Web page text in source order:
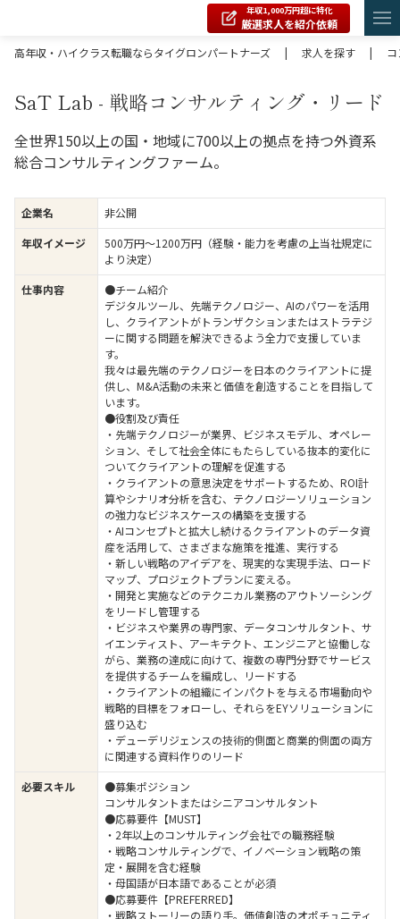
年収1,000万円超に特化
厳選求人を紹介依頼
高年収・ハイクラス転職ならタイグロンパートナーズ
| 求人を探す |
SaT Lab - 戦略コンサルティング・リード
全世界150以上の国・地域に700以上の拠点を持つ外資系
総合コンサルティングファーム。
企業名
非公開
年収イメージ
500万円〜1200万円（経験・能力を考慮の上当社規定に
より決定）
仕事内容
●チーム紹介
デジタルツール、先端テクノロジー、AIのパワーを活用
し、クライアントがトランザクションまたはストラテジ
ーに関する問題を解決できるよう全力で支援していま
す。
我々は最先端のテクノロジーを日本のクライアントに提
供し、M&A活動の未来と価値を創造することを目指して
います。
●役割及び責任
・先端テクノロジーが業界、ビジネスモデル、オペレー
ション、そして社会全体にもたらしている抜本的変化に
ついてクライアントの理解を促進する
・クライアントの意思決定をサポートするため、ROI計
算やシナリオ分析を含む、テクノロジーソリューション
の強力なビジネスケースの構築を支援する
・AIコンセプトと拡大し続けるクライアントのデータ資
産を活用して、さまざまな施策を推進、実行する
・新しい戦略のアイデアを、現実的な実現手法、ロード
マップ、プロジェクトプランに変える。
・開発と実施などのテクニカル業務のアウトソーシング
をリードし管理する
・ビジネスや業界の専門家、データコンサルタント、サ
イエンティスト、アーキテクト、エンジニアと協働しな
がら、業務の達成に向けて、複数の専門分野でサービス
を提供するチームを編成し、リードする
・クライアントの組織にインパクトを与える市場動向や
戦略的目標をフォローし、それらをEYソリューションに
盛り込む
・デューデリジェンスの技術的側面と商業的側面の両方
に関連する資料作りのリード
必要スキル
●募集ポジション
コンサルタントまたはシニアコンサルタント
●応募要件【MUST】
・2年以上のコンサルティング会社での職務経験
・戦略コンサルティングで、イノベーション戦略の策
定・展開を含む経験
・母国語が日本語であることが必須
●応募要件【PREFERRED】
・戦略ストーリーの語り手。価値創造のオポチュニティ